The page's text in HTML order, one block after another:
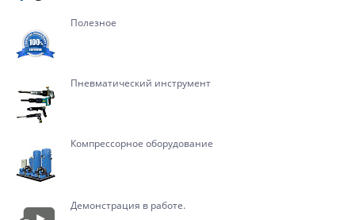
Полезное
Пневматический инструмент
Компрессорное оборудование
Демонстрация в работе.